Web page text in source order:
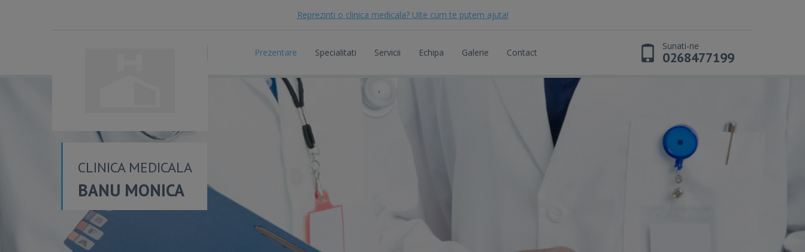
Reprezinti o clinica medicala? Uite cum te putem ajuta!
Prezentare Specialitati Servicii Echipa Galerie Contact
Sunati-ne
0268477199
CLINICA MEDICALA
BANU MONICA